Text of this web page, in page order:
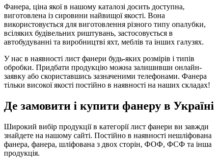
Фанера, ціна якої в нашому каталозі досить доступна,
виготовлена із сировини найвищої якості. Вона
використовується для виготовлення різного типу опалубки,
всіляких будівельних риштувань, застосовується в
автобудуванні та виробництві яхт, меблів та інших галузях.
У нас в наявності лист фанери будь-яких розмірів і типів
обробки. Придбати продукцію можна залишивши онлайн-
заявку або скориставшись зазначеними телефонами. Фанера
тільки високої якості постійно в наявності на наших складах!
Де замовити і купити фанеру в Україні
Широкий вибір продукції в категорії лист фанери ви завжди
знайдете на нашому сайті. Постійно в наявності нешліфована
фанера, фанера, шліфована з двох сторін, ФОФ, ФСФ та інша
продукція.